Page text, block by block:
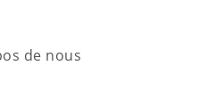
de nous